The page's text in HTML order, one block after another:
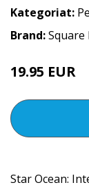
Kategoriat:
Brand:Square
19.95 EUR
Star Ocean: